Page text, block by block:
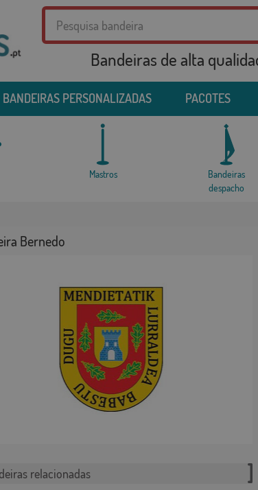
Bandeiras de alta
BANDEIRAS PERSONALIZADAS PACOTES
Mastros
Bandeiras
despacho
Bernedo
relacionadas